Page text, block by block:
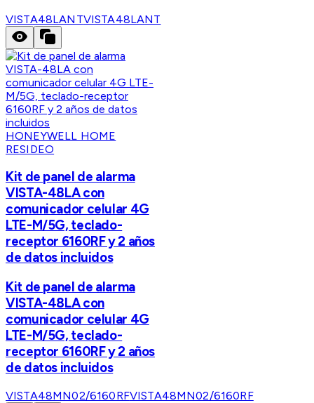
VISTA48LANTVISTA48LANT
HONEYWELL HOME
RESIDEO
Kit de panel de alarma
VISTA-48LA con
comunicador celular 4G
LTE-M/5G, teclado-
receptor 6160RF y 2 años
de datos incluidos
Kit de panel de alarma
VISTA-48LA con
comunicador celular 4G
LTE-M/5G, teclado-
receptor 6160RF y 2 años
de datos incluidos
VISTA48MN02/6160RFVISTA48MN02/6160RF